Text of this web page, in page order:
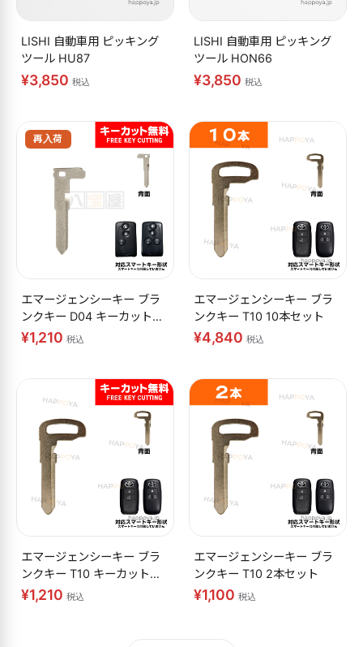
LISHI 自動車用 ピッキング
ツール HU87
¥3,850 税込
LISHI 自動車用 ピッキング
ツール HON66
¥3,850 税込
再入荷
エマージェンシーキー ブラ
ンクキー D04 キーカット無
料
¥1,210 税込
エマージェンシーキー ブラ
ンクキー T10 10本セット
¥4,840 税込
エマージェンシーキー ブラ
ンクキー T10 キーカット無
料
¥1,210 税込
エマージェンシーキー ブラ
ンクキー T10 2本セット
¥1,100 税込